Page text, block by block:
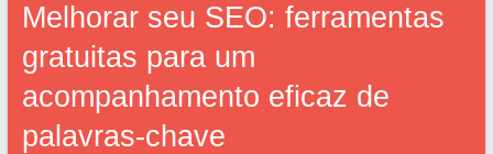
Melhorar seu SEO: ferramentas
gratuitas para um
acompanhamento eficaz de
palavras-chave